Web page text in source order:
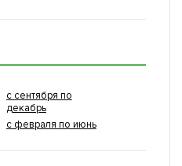
с сентября по
декабрь
с февраля по июнь